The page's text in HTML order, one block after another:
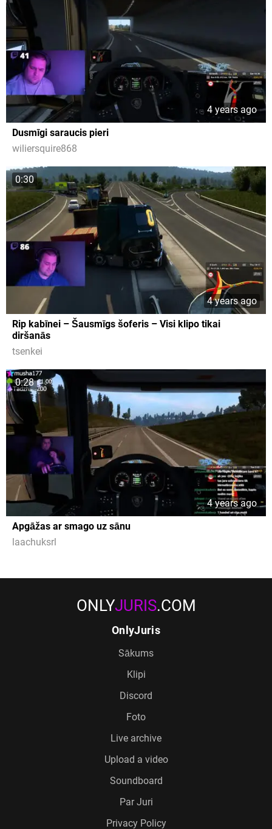
4 years ago
Dusmīgi saraucis pieri
wiliersquire868
0:30
4 years ago
Rip kabīnei – Šausmīgs šoferis – Visi klipo tikai
diršanās
tsenkei
0:28
4 years ago
Apgāžas ar smago uz sānu
laachuksrl
ONLYJURIS.COM
OnlyJuris
Sākums
Klipi
Discord
Foto
Live archive
Upload a video
Soundboard
Par Juri
Privacy Policy